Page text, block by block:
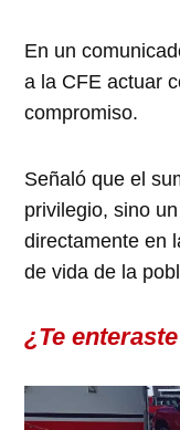
En un
a la CFE actuar
compromiso.
Señaló que el
privilegio, sino
directamente en
de vida de la
¿Te